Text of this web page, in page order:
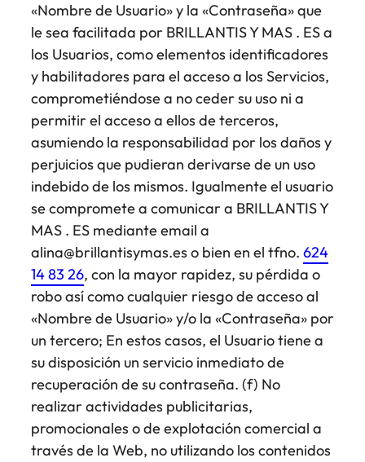
«Nombre de Usuario» y la «Contraseña» que
le sea facilitada por BRILLANTIS Y MAS . ES a
los Usuarios, como elementos identificadores
y habilitadores para el acceso a los Servicios,
comprometiéndose a no ceder su uso ni a
permitir el acceso a ellos de terceros,
asumiendo la responsabilidad por los daños y
perjuicios que pudieran derivarse de un uso
indebido de los mismos. Igualmente el usuario
se compromete a comunicar a BRILLANTIS Y
MAS . ES mediante email a
alina@brillantisymas.es o bien en el tfno. 624
14 83 26, con la mayor rapidez, su pérdida o
robo así como cualquier riesgo de acceso al
«Nombre de Usuario» y/o la «Contraseña» por
un tercero; En estos casos, el Usuario tiene a
su disposición un servicio inmediato de
recuperación de su contraseña. (f) No
realizar actividades publicitarias,
promocionales o de explotación comercial a
través de la Web, no utilizando los contenidos